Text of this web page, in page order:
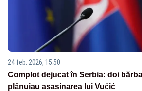
24 feb. 2026, 15:50
Complot dejucat în Serbia: doi
plănuiau asasinarea lui Vučić